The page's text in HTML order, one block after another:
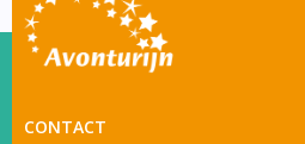
CONTACT